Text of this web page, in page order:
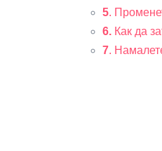
5.
6. Как да
7.